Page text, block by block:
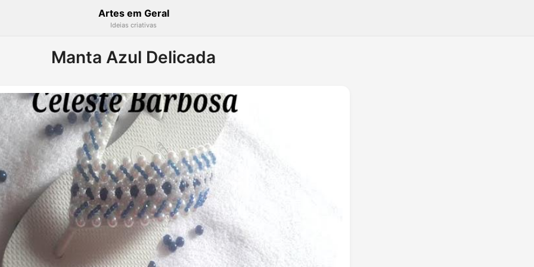
Artes em Geral
Ideias criativas
Manta Azul Delicada